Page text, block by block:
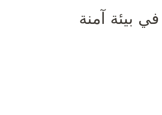
بيئة آمنة